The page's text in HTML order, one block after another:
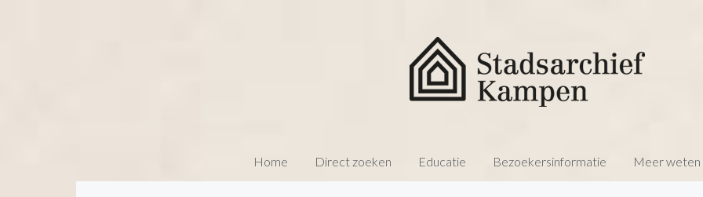
Home Direct zoeken Educatie Bezoekersinformatie Meer weten